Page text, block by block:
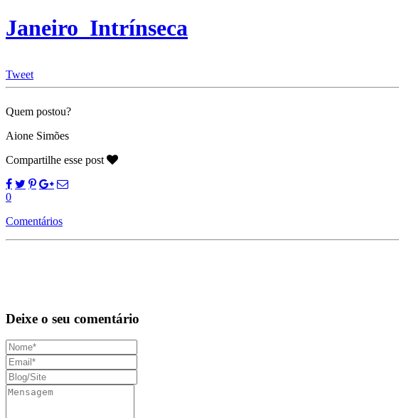
Janeiro_Intrínseca
Tweet
Quem postou?
Aione Simões
Compartilhe esse post
0
Comentários
Deixe o seu comentário